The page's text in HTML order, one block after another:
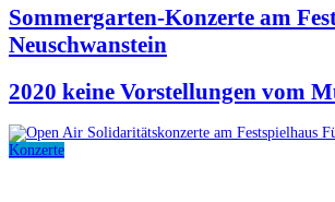
Sommergarten-Konzerte am
Neuschwanstein
2020 keine Vorstellungen vom
Konzerte